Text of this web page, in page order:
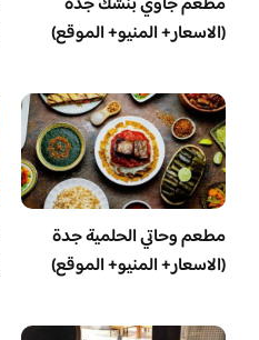
(الاسعار+ المنيو+ الموقع)
مطعم وحاتي الحلمية جدة
(الاسعار+ المنيو+ الموقع)